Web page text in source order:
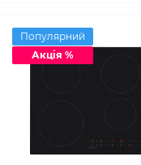
Популярний
Акція %